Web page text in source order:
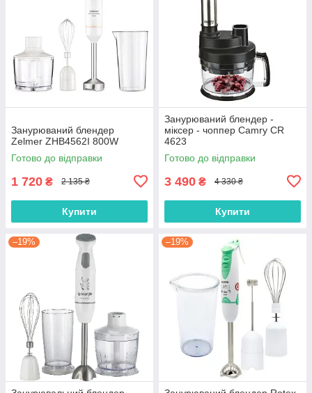
Занурюваний блендер
Zelmer ZHB4562I 800W
Готово до відправки
1 720 ₴ 2 135 ₴
Купити
Занурюваний блендер -
міксер - чоппер Camry CR
4623
Готово до відправки
3 490 ₴ 4 330 ₴
Купити
–19% –19%